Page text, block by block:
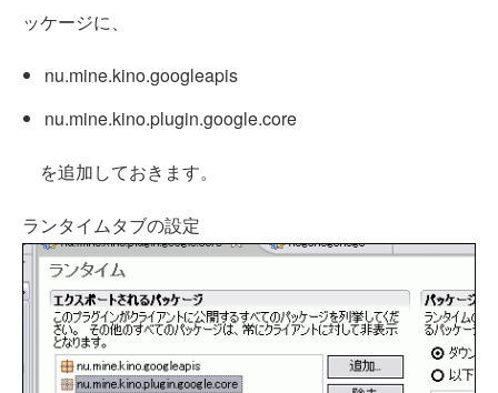
ッケージに、
nu.mine.kino.googleapis
nu.mine.kino.plugin.google.core
を追加しておきます。
ランタイムタブの設定